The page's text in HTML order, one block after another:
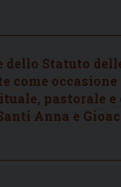
dello Statuto
come
pastorale
Anna e